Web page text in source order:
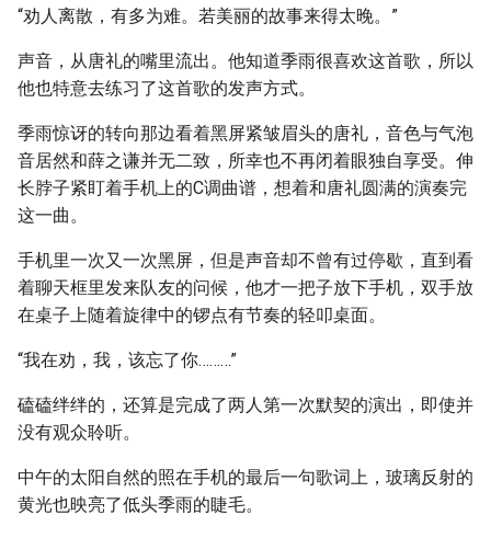
“劝人离散，有多为难。若美丽的故事来得太晚。”
声音，从唐礼的嘴里流出。他知道季雨很喜欢这首歌，所以
他也特意去练习了这首歌的发声方式。
季雨惊讶的转向那边看着黑屏紧皱眉头的唐礼，音色与气泡
音居然和薛之谦并无二致，所幸也不再闭着眼独自享受。伸
长脖子紧盯着手机上的C调曲谱，想着和唐礼圆满的演奏完
这一曲。
手机里一次又一次黑屏，但是声音却不曾有过停歇，直到看
着聊天框里发来队友的问候，他才一把子放下手机，双手放
在桌子上随着旋律中的锣点有节奏的轻叩桌面。
“我在劝，我，该忘了你………”
磕磕绊绊的，还算是完成了两人第一次默契的演出，即使并
没有观众聆听。
中午的太阳自然的照在手机的最后一句歌词上，玻璃反射的
黄光也映亮了低头季雨的睫毛。